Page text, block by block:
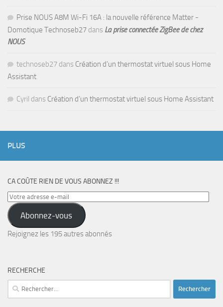
Prise NOUS A8M Wi-Fi 16A : la nouvelle référence Matter -
Domotique Technoseb27 dans La prise connectée ZigBee de chez
NOUS
technoseb27 dans Création d’un thermostat virtuel sous Home
Assistant
Cyril dans Création d’un thermostat virtuel sous Home Assistant
PLUS
CA COÛTE RIEN DE VOUS ABONNEZ !!!
Votre
adresse
e-
mail
Abonnez-vous
Rejoignez les 195 autres abonnés
RECHERCHE
Rechercher :